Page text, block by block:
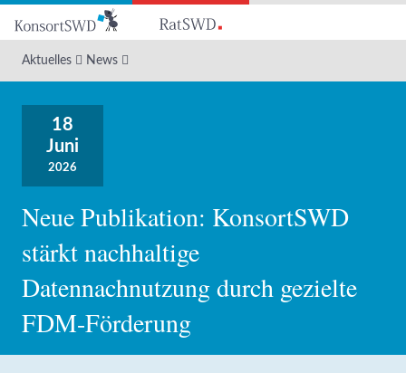
Hauptinhalt
Aktuelles News
18
Juni
2026
Neue Publikation: KonsortSWD
stärkt nachhaltige
Datennachnutzung durch gezielte
FDM-Förderung